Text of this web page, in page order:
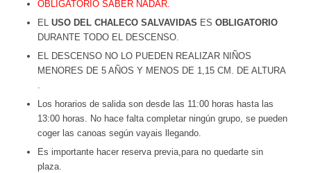
OBLIGATORIO SABER NADAR.
EL USO DEL CHALECO SALVAVIDAS ES OBLIGATORIO
DURANTE TODO EL DESCENSO.
EL DESCENSO NO LO PUEDEN REALIZAR NIÑOS
MENORES DE 5 AÑOS Y MENOS DE 1,15 CM. DE ALTURA
.
Los horarios de salida son desde las 11:00 horas hasta las
13:00 horas. No hace falta completar ningún grupo, se pueden
coger las canoas según vayais llegando.
Es importante hacer reserva previa,para no quedarte sin
plaza.